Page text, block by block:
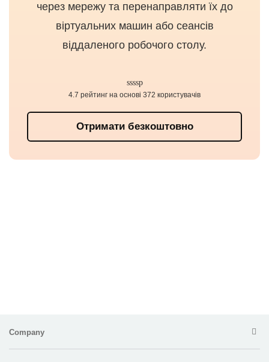
через мережу та перенаправляти їх до
віртуальних машин або сеансів
віддаленого робочого столу.
Отримати безкоштовно
4.7 рейтинг на основі 372 користувачів
Company